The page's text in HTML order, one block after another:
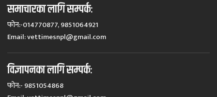
समाचारका लागि सम्पर्कः
फोन:-014770877, 9851064921
Email:vettimesnpl@gmail.com
विज्ञापनका लागि सम्पर्कः
फोन:- 9851054868